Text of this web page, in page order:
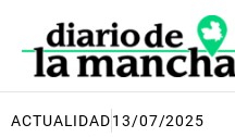
contenido
ACTUALIDAD13/07/2025